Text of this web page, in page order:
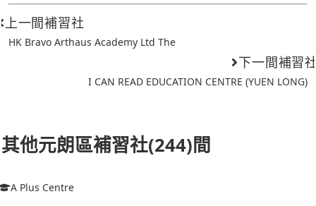
上一間補習社
HK Bravo Arthaus Academy Ltd The
下一間補習
I CAN READ EDUCATION CENTRE (YUEN LONG)
其他元朗區補習社(244)間
A Plus Centre